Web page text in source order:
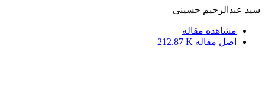
سید عبدالرحیم حسینی
مشاهده مقاله
اصل مقاله 212.87 K